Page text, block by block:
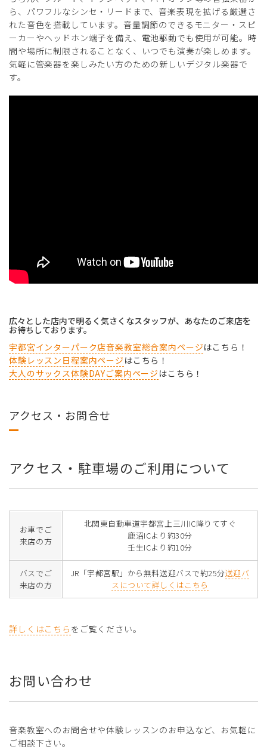
ら、パワフルなシンセ・リードまで、音楽表現を拡げる厳選さ
れた音色を搭載しています。音量調節のできるモニター・スピ
ーカーやヘッドホン端子を備え、電池駆動でも使用が可能。時
間や場所に制限されることなく、いつでも演奏が楽しめます。
気軽に管楽器を楽しみたい方のための新しいデジタル楽器で
す。
広々とした店内で明るく気さくなスタッフが、あなたのご来店を
お待ちしております。
宇都宮インターパーク店音楽教室総合案内ページはこちら！
体験レッスン日程案内ページ はこちら！
大人のサックス体験DAYご案内ページ はこちら！
アクセス・お問合せ
アクセス・駐車場のご利用について
お車でご
来店の方
北関東自動車道宇都宮上三川IC降りてすぐ
鹿沼ICより約30分
壬生ICより約10分
バスでご
来店の方
JR「宇都宮駅」から無料送迎バスで約25分送迎バ
スについて詳しくはこちら
詳しくはこちら をご覧ください。
お問い合わせ
音楽教室へのお問合せや体験レッスンのお申込など、お気軽に
ご相談下さい。